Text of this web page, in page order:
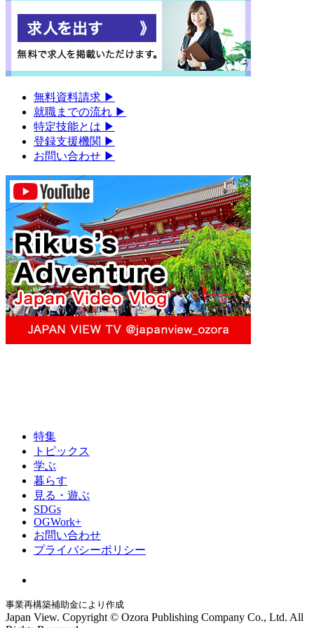
無料資料請求 ▶︎
就職までの流れ ▶︎
特定技能とは ▶︎
登録支援機関 ▶︎
お問い合わせ ▶︎
特集
トピックス
学ぶ
暮らす
見る・遊ぶ
SDGs
OGWork+
お問い合わせ
プライバシーポリシー
事業再構築補助金により作成
Japan View. Copyright © Ozora Publishing Company Co., Ltd. All